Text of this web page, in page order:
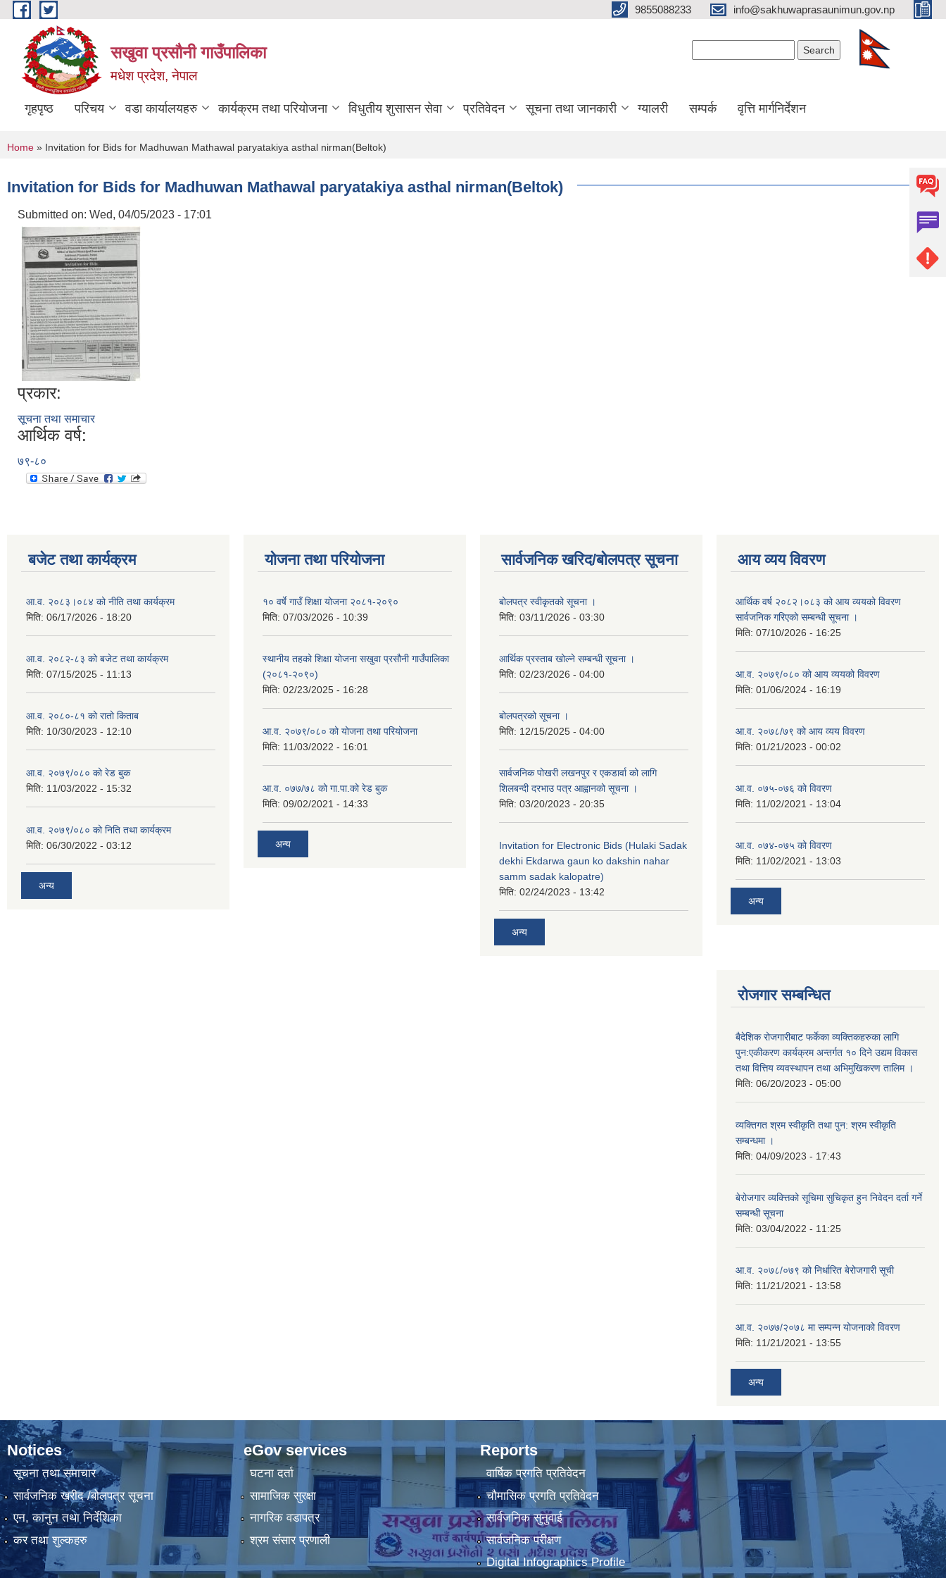
Skip to main content 9855088233 info@sakhuwaprasaunimun.gov.np
सखुवा प्रसौनी गाउँपालिका
मधेश प्रदेश, नेपाल
गृहपृष्ठ परिचय वडा कार्यालयहरु कार्यक्रम तथा परियोजना विधुतीय शुसासन सेवा प्रतिवेदन सूचना तथा जानकारी ग्यालरी सम्पर्क वृत्ति मार्गनिर्देशन
You are here
Home » Invitation for Bids for Madhuwan Mathawal paryatakiya asthal nirman(Beltok)
Invitation for Bids for Madhuwan Mathawal paryatakiya asthal nirman(Beltok)
Submitted on: Wed, 04/05/2023 - 17:01
प्रकार:
सूचना तथा समाचार
आर्थिक वर्ष:
७९-८०
बजेट तथा कार्यक्रम
आ.व. २०८३।०८४ को नीति तथा कार्यक्रम
मिति: 06/17/2026 - 18:20
आ.व. २०८२-८३ को बजेट तथा कार्यक्रम
मिति: 07/15/2025 - 11:13
आ.व. २०८०-८१ को रातो किताब
मिति: 10/30/2023 - 12:10
आ.व. २०७९/०८० को रेड बुक
मिति: 11/03/2022 - 15:32
आ.व. २०७९/०८० को निति तथा कार्यक्रम
मिति: 06/30/2022 - 03:12
अन्य
योजना तथा परियोजना
१० वर्षे गाउँ शिक्षा योजना २०८१-२०९०
मिति: 07/03/2026 - 10:39
स्थानीय तहको शिक्षा योजना सखुवा प्रसौनी गाउँपालिका
(२०८१-२०९०)
मिति: 02/23/2025 - 16:28
आ.व. २०७९/०८० को योजना तथा परियोजना
मिति: 11/03/2022 - 16:01
आ.व. ०७७/७८ को गा.पा.को रेड बुक
मिति: 09/02/2021 - 14:33
अन्य
सार्वजनिक खरिद/बोलपत्र सूचना
बोलपत्र स्वीकृतको सूचना ।
मिति: 03/11/2026 - 03:30
आर्थिक प्रस्ताब खोल्ने सम्बन्धी सूचना ।
मिति: 02/23/2026 - 04:00
बोलपत्रको सूचना ।
मिति: 12/15/2025 - 04:00
सार्वजनिक पोखरी लखनपुर र एकडार्वा को लागि
शिलबन्दी दरभाउ पत्र आह्वानको सूचना ।
मिति: 03/20/2023 - 20:35
Invitation for Electronic Bids (Hulaki Sadak
dekhi Ekdarwa gaun ko dakshin nahar
samm sadak kalopatre)
मिति: 02/24/2023 - 13:42
अन्य
आय व्यय विवरण
आर्थिक वर्ष २०८२।०८३ को आय व्ययको विवरण
सार्वजनिक गरिएको सम्बन्धी सूचना ।
मिति: 07/10/2026 - 16:25
आ.व. २०७९/०८० को आय व्ययको विवरण
मिति: 01/06/2024 - 16:19
आ.व. २०७८/७९ को आय व्यय विवरण
मिति: 01/21/2023 - 00:02
आ.व. ०७५-०७६ को विवरण
मिति: 11/02/2021 - 13:04
आ.व. ०७४-०७५ को विवरण
मिति: 11/02/2021 - 13:03
अन्य
रोजगार सम्बन्धित
बैदेशिक रोजगारीबाट फर्केका व्यक्तिकहरुका लागि
पुन:एकीकरण कार्यक्रम अन्तर्गत १० दिने उद्यम विकास
तथा वित्तिय व्यवस्थापन तथा अभिमुखिकरण तालिम ।
मिति: 06/20/2023 - 05:00
व्यक्तिगत श्रम स्वीकृति तथा पुन: श्रम स्वीकृति
सम्बन्धमा ।
मिति: 04/09/2023 - 17:43
बेरोजगार व्यक्त्तिको सूचिमा सुचिकृत हुन निवेदन दर्ता गर्ने
सम्बन्धी सूचना
मिति: 03/04/2022 - 11:25
आ.व. २०७८/०७९ को निर्धारित बेरोजगारी सूची
मिति: 11/21/2021 - 13:58
आ.व. २०७७/२०७८ मा सम्पन्न योजनाको विवरण
मिति: 11/21/2021 - 13:55
अन्य
Notices
सूचना तथा समाचार
सार्वजनिक खरीद /बोलपत्र सूचना
एन, कानुन तथा निर्देशिका
कर तथा शुल्कहरु
eGov services
घटना दर्ता
सामाजिक सुरक्षा
नागरिक वडापत्र
श्रम संसार प्रणाली
Reports
वार्षिक प्रगति प्रतिवेदन
चौमासिक प्रगति प्रतिवेदन
सार्वजनिक सुनुवाई
सार्वजनिक परीक्षण
Digital Infographics Profile